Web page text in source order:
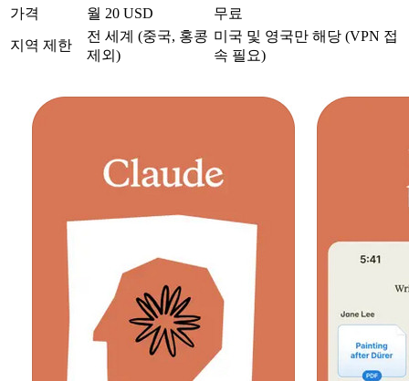
가격 월 20 USD 무료
지역 제한
전 세계 (중국, 홍콩
제외)
미국 및 영국만 해당 (VPN 접
속 필요)